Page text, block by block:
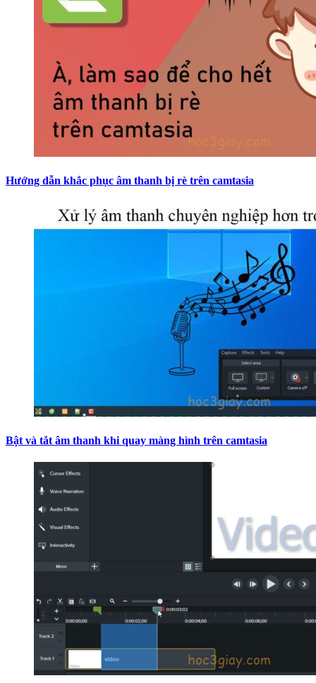
Hướng dẫn khắc phục âm thanh bị rè trên camtasia
Bật và tắt âm thanh khi quay màng hình trên camtasia